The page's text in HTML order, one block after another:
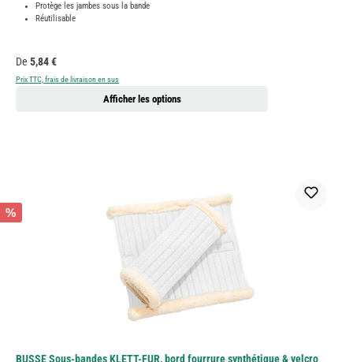
Protège les jambes sous la bande
Réutilisable
Prix régulier :
De 5,84 €
Prix TTC, frais de livraison en sus
Afficher les options
%